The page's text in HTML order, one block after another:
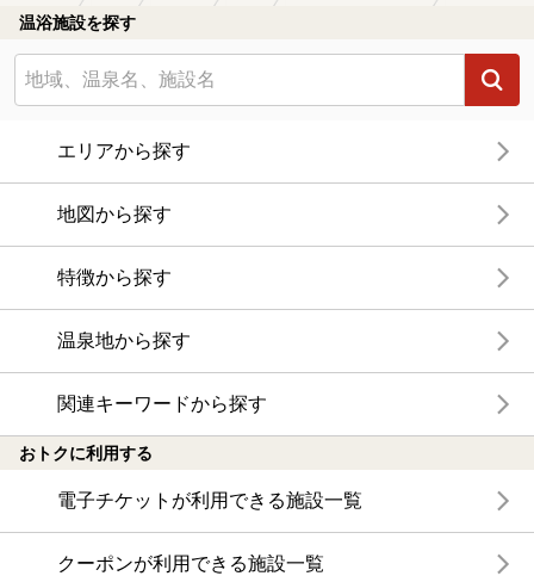
温浴施設を探す
エリアから探す
地図から探す
特徴から探す
温泉地から探す
関連キーワードから探す
おトクに利用する
電子チケットが利用できる施設一覧
クーポンが利用できる施設一覧